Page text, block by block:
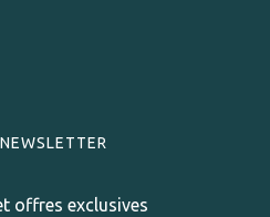
offres exclusives